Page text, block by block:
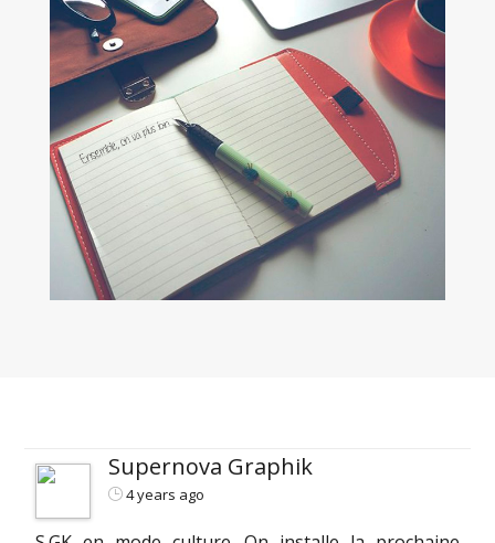
Supernova Graphik
4 years ago